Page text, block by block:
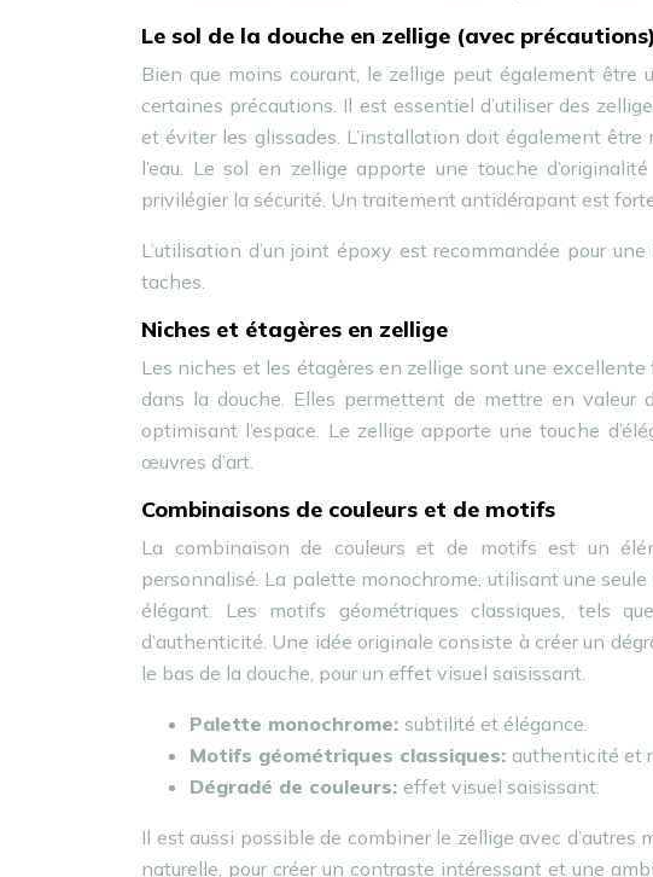
Le sol de la douche en zellige (avec précautions)
Bien que moins courant, le zellige peut également
certaines précautions. Il est essentiel d’utiliser des
et éviter les glissades. L’installation doit également
l’eau. Le sol en zellige apporte une touche
privilégier la sécurité. Un traitement antidérapant est
L’utilisation d’un joint époxy est recommandée pour
taches.
Niches et étagères en zellige
Les niches et les étagères en zellige sont une
dans la douche. Elles permettent de mettre en valeur
optimisant l’espace. Le zellige apporte une touche
œuvres d’art.
Combinaisons de couleurs et de motifs
La combinaison de couleurs et de motifs est un
personnalisé. La palette monochrome, utilisant une
élégant. Les motifs géométriques classiques, tels
d’authenticité. Une idée originale consiste à créer un
le bas de la douche, pour un effet visuel saisissant.
Palette monochrome: subtilité et élégance.
Motifs géométriques classiques: authenticité et
Dégradé de couleurs: effet visuel saisissant.
Il est aussi possible de combiner le zellige avec
naturelle, pour créer un contraste intéressant et une